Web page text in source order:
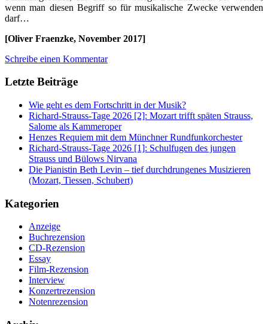
wenn man diesen Begriff so für musikalische Zwecke verwenden
darf…
[Oliver Fraenzke, November 2017]
Schreibe einen Kommentar
Letzte Beiträge
Wie geht es dem Fortschritt in der Musik?
Richard-Strauss-Tage 2026 [2]: Mozart trifft späten Strauss,
Salome als Kammeroper
Henzes Requiem mit dem Münchner Rundfunkorchester
Richard-Strauss-Tage 2026 [1]: Schulfugen des jungen
Strauss und Bülows Nirvana
Die Pianistin Beth Levin – tief durchdrungenes Musizieren
(Mozart, Tiessen, Schubert)
Kategorien
Anzeige
Buchrezension
CD-Rezension
Essay
Film-Rezension
Interview
Konzertrezension
Notenrezension